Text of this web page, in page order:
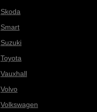
Skoda
Smart
Suzuki
Toyota
Vauxhall
Volvo
Volkswagen